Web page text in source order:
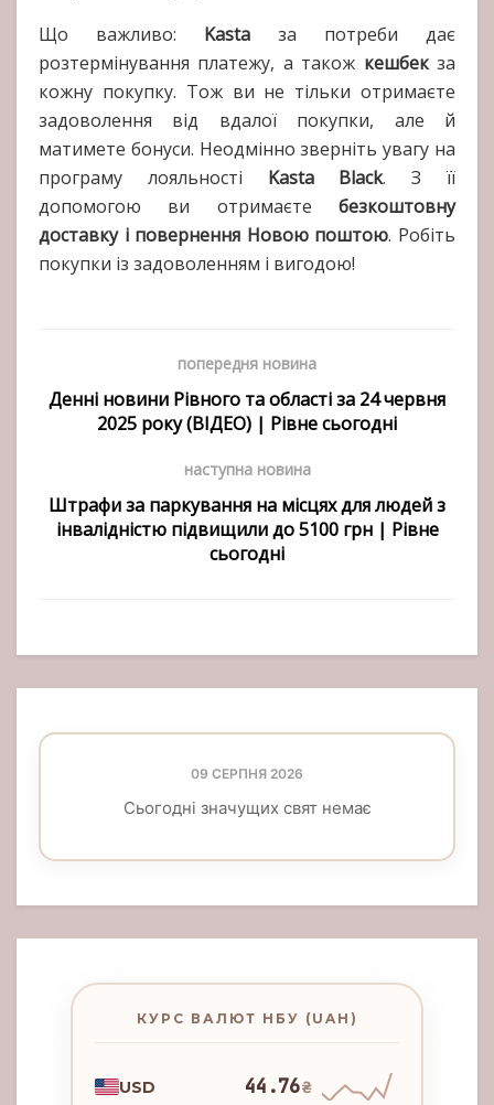
Що важливо: Kasta за потреби дає
розтермінування платежу, а також кешбекза
кожну покупку. Тож ви не тільки отримаєте
задоволення від вдалої покупки, але й
матимете бонуси. Неодмінно зверніть увагу на
програму лояльності Kasta Black. З її
допомогою ви отримаєте безкоштовну
доставку і повернення Новою поштою. Робіть
покупки із задоволенням і вигодою!
попередня новина
Денні новини Рівного та області за 24 червня
2025 року (ВІДЕО) | Рівне сьогодні
наступна новина
Штрафи за паркування на місцях для людей з
інвалідністю підвищили до 5100 грн | Рівне
сьогодні
09 СЕРПНЯ 2026
Сьогодні значущих свят немає
КУРС ВАЛЮТ НБУ (UAH)
USD 44.76₴